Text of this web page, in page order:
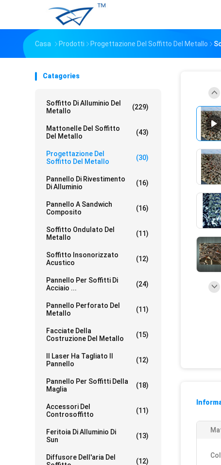
Casa Prodotti Progettazione Del Soffitto Del Metallo
Catagories
Soffitto Di Alluminio Del
Metallo
(229)
Mattonelle Del Soffitto
Del Metallo
(43)
Progettazione Del
Soffitto Del Metallo
(30)
Pannello Di Rivestimento
Di Alluminio
(16)
Pannello A Sandwich
Composito
(16)
Soffitto Ondulato Del
Metallo
(11)
Soffitto Insonorizzato
Acustico
(12)
Pannello Per Soffitti Di
Acciaio ...
(24)
Pannello Perforato Del
Metallo
(11)
Facciate Della
Costruzione Del Metallo
(15)
Il Laser Ha Tagliato Il
Pannello
(12)
Pannello Per Soffitti Della
Maglia
(18)
Accessori Del
Controsoffitto
(11)
Feritoia Di Alluminio Di
Sun
(13)
Diffusore Dell'aria Del
(12)